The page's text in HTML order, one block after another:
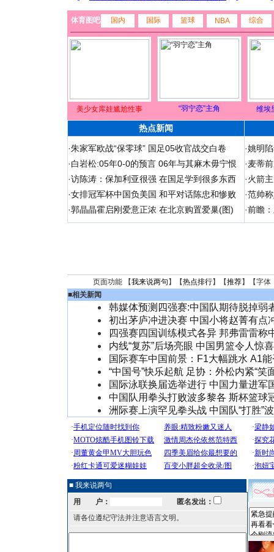
体育图吧 国内 国际 篮球 NBA 综合
美少女库娃尴尬性事 “羽宁恋”主角 维埃
热点新闻
·朱家军欧战“保零球” 国足05收官战交白卷
·白岩松:05年0-0的预言 06年与其麻木毋宁恨
·访陈涛：保加利亚很强 在国足学到很多东西
·女排冠军杯中国负美国 和平对话陈忠和惨败
·郭晶晶霍启刚爱意正浓 在北京购置爱巢(图)
·姚明
·麦蒂
·火箭
·范帅
·前瞻
页面功能 【我来说两句 】【热点排行】【推荐】【字体
■相关新闻
韩媒体预测四强赛:中国队期待脱掉弱
初出茅庐冲进决赛 中国小将赵菁有点
四强赛四国训练模式各异 邦弗雷雷称
内线“复苏”后场亮眼 中国男篮令人惊喜
国际赛车中国前景：F1大幅跳水 A1
“中国号”快乐起航 足协：外松内紧“笑
国际泳联换届选举进行 中国力量进军
中国队用拳头打败波多黎各 斯杯篮球
洲际赛上演罕见拳头战 中国队“打胜”
■ 我来说两句
用 户：
匿名发出：
请各位遵纪守法并注意语言文明。